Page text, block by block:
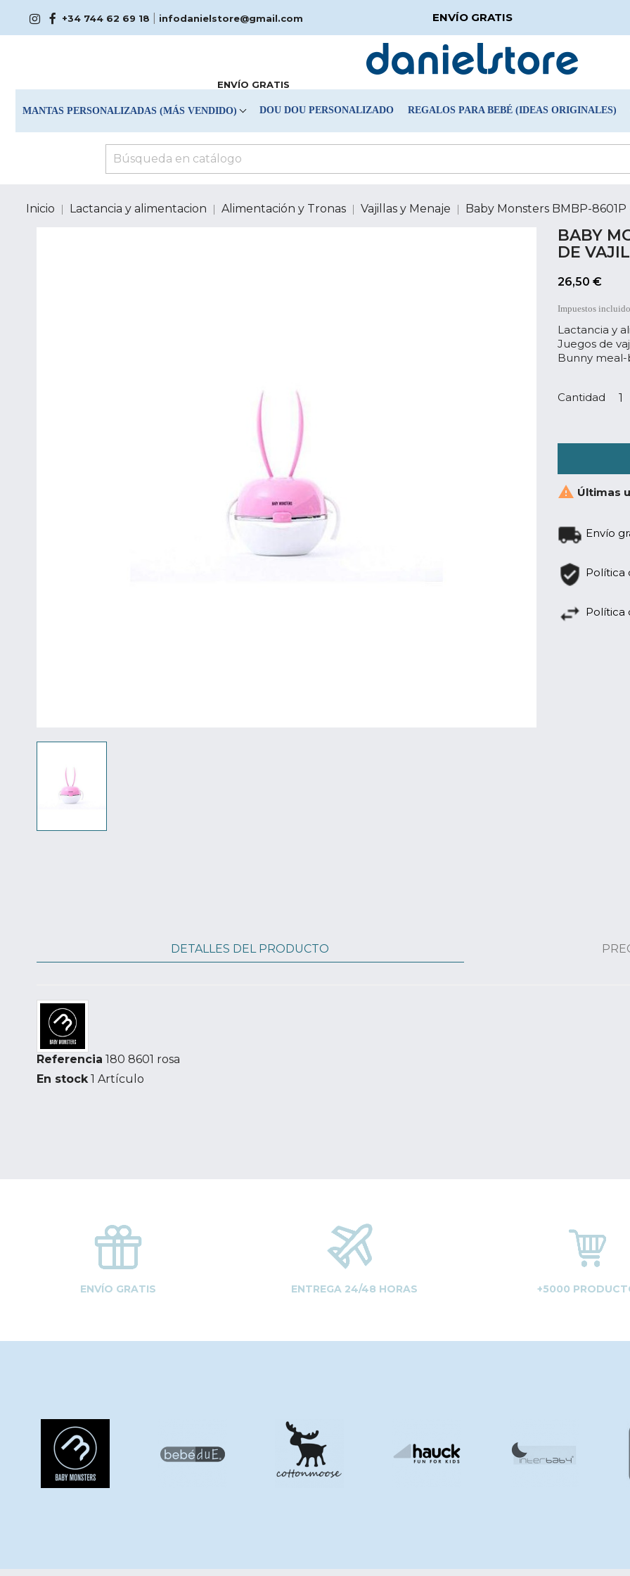
+34 744 62 69 18 infodanielstore@gmail.com ENVÍO GRATIS
ENVÍO GRATIS
MANTAS PERSONALIZADAS (MÁS VENDIDO) DOU DOU PERSONALIZADO REGALOS PARA BEBÉ (IDEAS ORIGINALES)
Inicio Lactancia y alimentacion Alimentación y Tronas Vajillas y Menaje Baby Monsters BMBP-
BABY
DE
26,50 €
Impuestos
Lactancia y
Juegos de
Bunny
Cantidad
 Últimas
Envío
Política
Política
DETALLES DEL PRODUCTO
Referencia 180 8601 rosa
En stock 1 Artículo
ENVÍO GRATIS ENTREGA 24/48 HORAS +5000